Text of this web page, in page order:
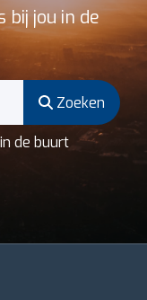
bij jou in de
Zoeken
de buurt